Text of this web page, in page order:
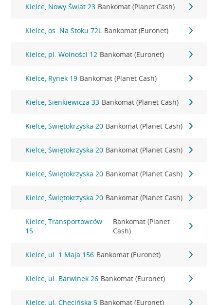
Kielce, Nowy Świat 23 Bankomat (Planet Cash)
Kielce, os. Na Stoku 72L Bankomat (Euronet)
Kielce, pl. Wolności 12 Bankomat (Euronet)
Kielce, Rynek 19 Bankomat (Planet Cash)
Kielce, Sienkiewicza 33 Bankomat (Planet Cash)
Kielce, Świętokrzyska 20 Bankomat (Planet Cash)
Kielce, Świętokrzyska 20 Bankomat (Planet Cash)
Kielce, Świętokrzyska 20 Bankomat (Planet Cash)
Kielce, Świętokrzyska 20 Bankomat (Planet Cash)
Kielce, Transportowców
15
Bankomat (Planet
Cash)
Kielce, ul. 1 Maja 156 Bankomat (Euronet)
Kielce, ul. Barwinek 26 Bankomat (Euronet)
Kielce, ul. Chęcińska 5 Bankomat (Euronet)